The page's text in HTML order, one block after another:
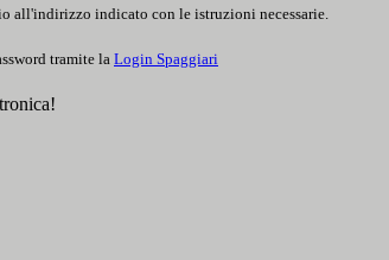
all'indirizzo indicato con le istruzioni necessarie.
tramite la Login Spaggiari